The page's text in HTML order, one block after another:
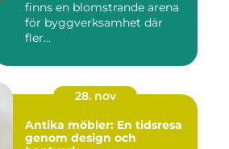
finns en blomstrande arena
för byggverksamhet där
fler...
28. nov
Antika möbler: En tidsresa
genom design och